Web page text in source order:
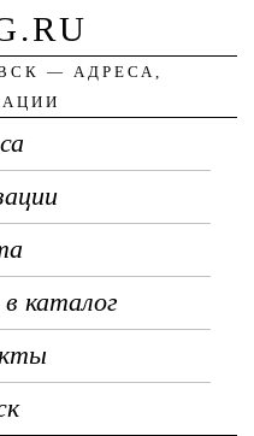
— АДРЕСА,
каталог